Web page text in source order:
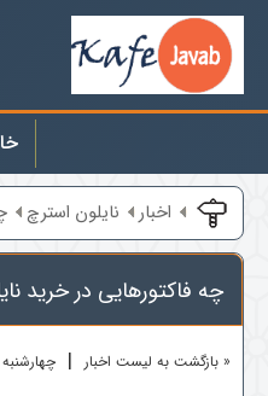
اخبار نایلون استرچ
چه فاکتورهایی در خرید
« بازگشت به لیست اخبار | چهارشنبه 1 اسفند 1403 در ساعت 0 و 0 دقیقه